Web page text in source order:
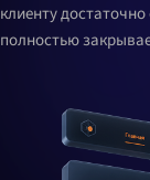
клиенту
полностью